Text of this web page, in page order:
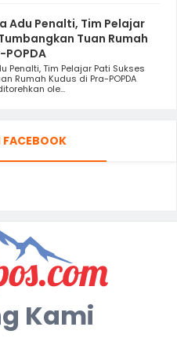
Adu Penalti, Tim Pelajar
Tuan Rumah
POPDA
Penalti, Tim Pelajar Pati Sukses
Rumah Kudus di Pra-POPDA
ole...
FACEBOOK
Kami